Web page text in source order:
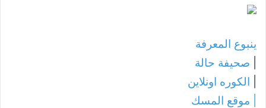
ينبوع المعرفة
صحيفة حالة
الكوره اونلاين
موقع المسك